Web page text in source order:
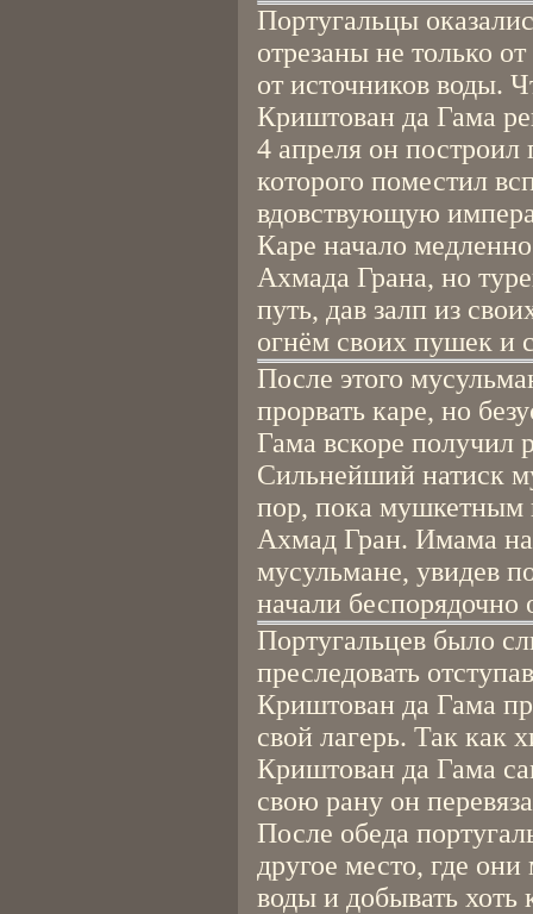
Португальцы
отрезаны не только
от источников воды.
Криштован да Гама
4 апреля он построил
которого поместил
вдовствующую
Каре начало медленно
Ахмада Грана, но
путь, дав залп из
огнём своих пушек и
После этого
прорвать каре, но
Гама вскоре получил
Сильнейший натиск
пор, пока мушкетным
Ахмад Гран. Имама
мусульмане, увидев
начали беспорядочно
Португальцев было
преследовать
Криштован да Гама
свой лагерь. Так как
Криштован да Гама
свою рану он
После обеда
другое место, где
воды и добывать хоть